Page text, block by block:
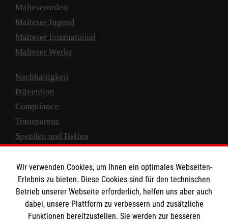
Malteserorden
Malteser Jugend
Malteser International
Malteser Werke
Nachhaltigkeit
Prävention
Compliance
Transparenz
Spenden und Helfen
Empfänger: Malteser Hilfsdienst e.V.
IBAN: DE10 3706 0120 1201 2000 12
BIC: GENODED 1PA7
Wir verwenden Cookies, um Ihnen ein optimales Webseiten-
Erlebnis zu bieten. Diese Cookies sind für den technischen
Betrieb unserer Webseite erforderlich, helfen uns aber auch
dabei, unsere Plattform zu verbessern und zusätzliche
Funktionen bereitzustellen. Sie werden zur besseren